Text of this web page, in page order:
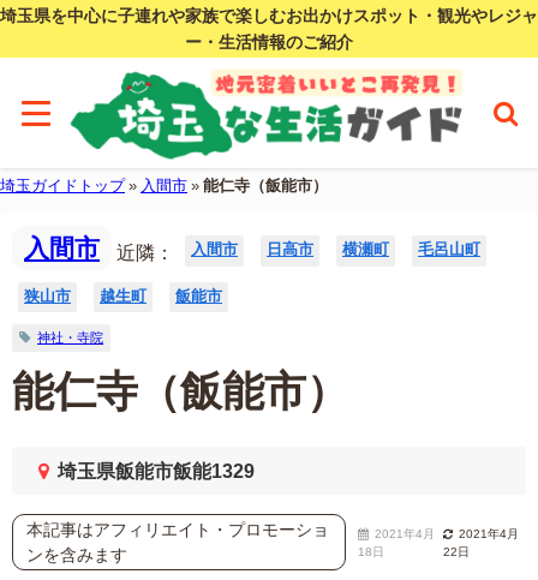
埼玉県を中心に子連れや家族で楽しむお出かけスポット・観光やレジャ
ー・生活情報のご紹介
埼玉ガイドトップ» 入間市 » 能仁寺（飯能市）
入間市 近隣： 入間市 日高市 横瀬町 毛呂山町
狭山市 越生町 飯能市
神社・寺院
能仁寺（飯能市）
埼玉県飯能市飯能1329
本記事はアフィリエイト・プロモーショ
ンを含みます
2021年4月
18日
2021年4月
22日